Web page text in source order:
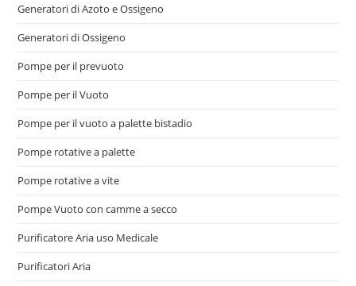
Generatori di Azoto e Ossigeno
Generatori di Ossigeno
Pompe per il prevuoto
Pompe per il Vuoto
Pompe per il vuoto a palette bistadio
Pompe rotative a palette
Pompe rotative a vite
Pompe Vuoto con camme a secco
Purificatore Aria uso Medicale
Purificatori Aria